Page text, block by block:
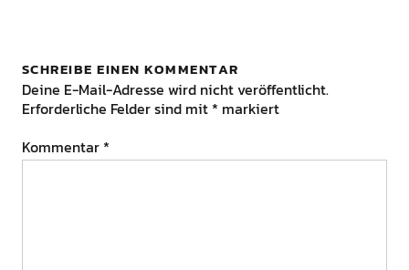
SCHREIBE EINEN KOMMENTAR
Deine E-Mail-Adresse wird nicht veröffentlicht.
Erforderliche Felder sind mit * markiert
Kommentar *